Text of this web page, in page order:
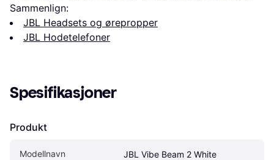
Sammenlign:
JBL Headsets og ørepropper
JBL Hodetelefoner
Spesifikasjoner
Produkt
Modellnavn JBL Vibe Beam 2 White